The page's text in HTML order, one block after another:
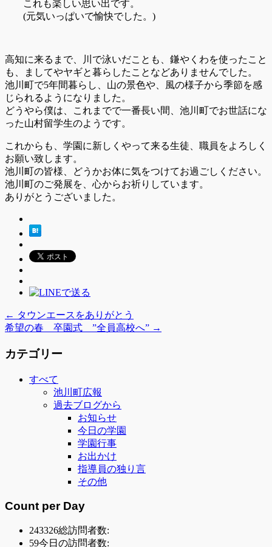
これも楽しい思い出です。
(元気いっぱいで愉快でした。)
高知に来るまで、川で泳いだことも、鎌やくわを使ったこと
も、ましてやヤギと暮らしたことなどありませんでした。
池川町で5年間暮らし、山の景色や、風の様子から季節を感
じられるようになりました。
どうやら僕は、これまでで一番長い間、池川町でお世話にな
った山村留学生のようです。
これからも、学園に新しくやって来る生徒、職員をよろしく
お願い致します。
池川町の皆様、どうかお体に気をつけてお過ごしください。
池川町のご発展を、心からお祈りしています。
ありがとうございました。
← タウンエースをありがとう
希望の春 卒園式 ”全員高校へ” →
カテゴリー
すべて
池川町広報
過去ブログから
お知らせ
今日の学園
学園行事
お出かけ
指導員の独り言
その他
Count per Day
243326総訪問者数:
59今日の訪問者数: